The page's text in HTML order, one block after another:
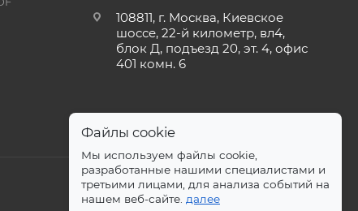
108811, г. Москва, Киевское
шоссе, 22-й километр, вл4,
блок Д, подъезд 20, эт. 4, офис
401 комн. 6
Файлы cookie
Мы используем файлы cookie,
разработанные нашими специалистами и
третьими лицами, для анализа событий на
нашем веб-сайте. далее